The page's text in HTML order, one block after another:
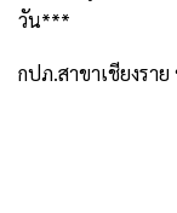
วัน***
กปภ.สาขาเชียงรา